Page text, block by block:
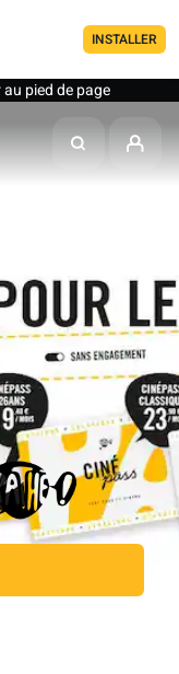
INSTALLER
au pied de page